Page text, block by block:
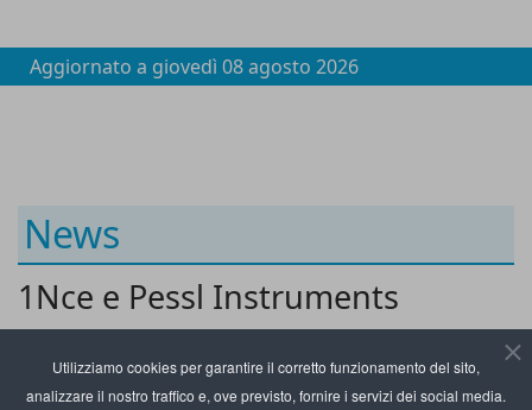
Utilizziamo cookies per garantire il corretto funzionamento del sito,
analizzare il nostro traffico e, ove previsto, fornire i servizi dei social media.
Aggiornato a giovedì 08 agosto 2026
News
1Nce e Pessl Instruments
connettono le smart farm anche
in Italia